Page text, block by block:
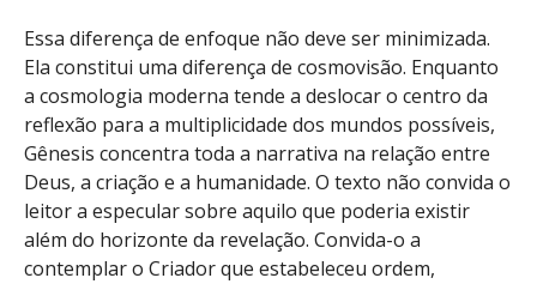
Essa diferença de enfoque não deve ser minimizada.
Ela constitui uma diferença de cosmovisão. Enquanto
a cosmologia moderna tende a deslocar o centro da
reflexão para a multiplicidade dos mundos possíveis,
Gênesis concentra toda a narrativa na relação entre
Deus, a criação e a humanidade. O texto não convida o
leitor a especular sobre aquilo que poderia existir
além do horizonte da revelação. Convida-o a
contemplar o Criador que estabeleceu ordem,